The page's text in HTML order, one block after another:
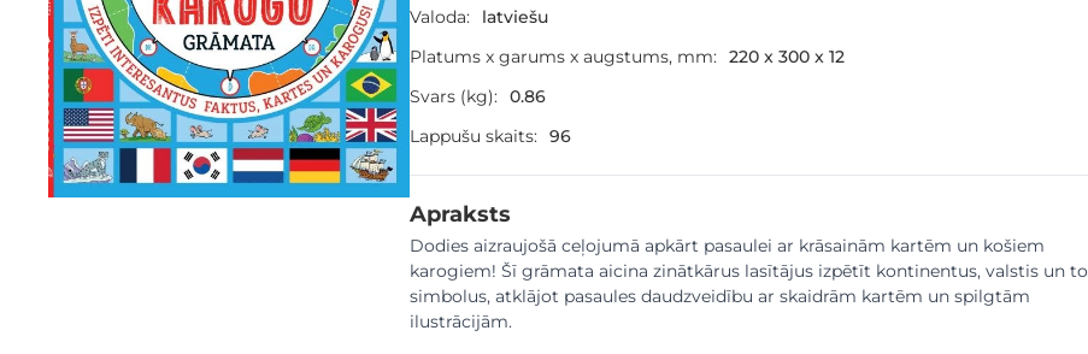
Valoda:
latviešu
Platums x garums x augstums, mm:
220 x 300 x 12
Svars (kg):
0.86
Lappušu skaits:
96
Apraksts
Dodies aizraujošā ceļojumā apkārt pasaulei ar krāsainām kartēm un košiem
karogiem! Šī grāmata aicina zinātkārus lasītājus izpētīt kontinentus, valstis un to
simbolus, atklājot pasaules daudzveidību ar skaidrām kartēm un spilgtām
ilustrācijām.